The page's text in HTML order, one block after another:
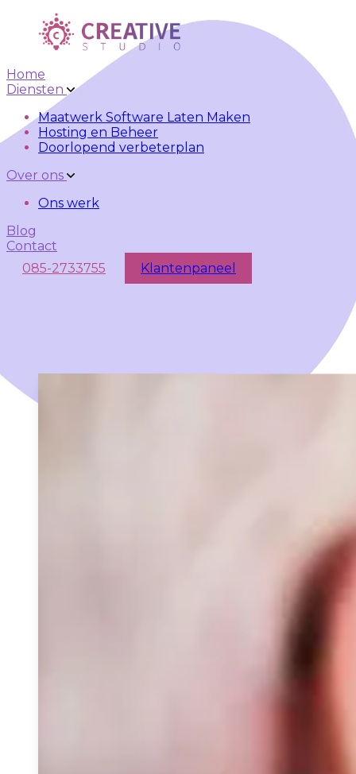
Skip to main content Skip to navigation
Home
Diensten
Maatwerk Software Laten Maken
Hosting en Beheer
Doorlopend verbeterplan
Over ons
Ons werk
Blog
Contact
085-2733755
Klantenpaneel